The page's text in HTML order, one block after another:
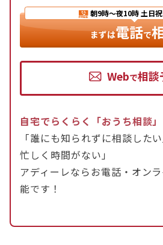
変動します。
養育費は裁判所が公表する算
が一般的です。
どちらも、相手が「支払えない
易に諦めてはいけません。特
口約束ではなく書面で合意内容
で、強制執行受諾文言付き公正
一定の期間支払いがない場合に
料や財産を差し押さえる強制執
ます。
2026年4月（改正法施行）以降
朝9時〜夜10時 土日
まずは電話で
Webで相談
自宅でらくらく「おうち相談」
「誰にも知られずに相談した
忙しく時間がない」
アディーレならお電話・オン
能です！